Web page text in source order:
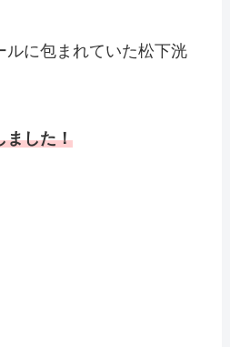
ルに包まれていた松下洸
ました！